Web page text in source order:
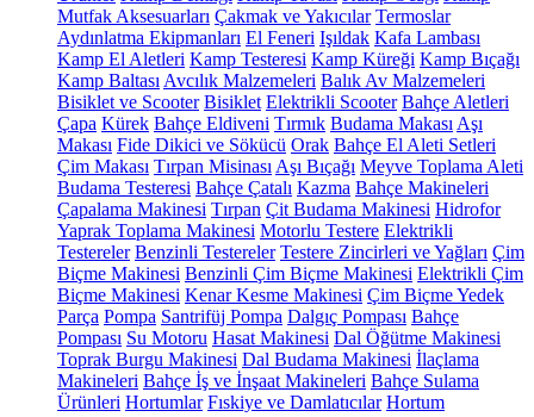
Mutfak Aksesuarları Çakmak ve Yakıcılar Termoslar
Aydınlatma Ekipmanları El Feneri Işıldak Kafa Lambası
Kamp El Aletleri Kamp Testeresi Kamp Küreği Kamp Bıçağı
Kamp Baltası Avcılık Malzemeleri Balık Av Malzemeleri
Bisiklet ve Scooter Bisiklet Elektrikli Scooter Bahçe Aletleri
Çapa Kürek Bahçe Eldiveni Tırmık Budama Makası Aşı
Makası Fide Dikici ve Sökücü Orak Bahçe El Aleti Setleri
Çim Makası Tırpan Misinası Aşı Bıçağı Meyve Toplama Aleti
Budama Testeresi Bahçe Çatalı Kazma Bahçe Makineleri
Çapalama Makinesi Tırpan Çit Budama Makinesi Hidrofor
Yaprak Toplama Makinesi Motorlu Testere Elektrikli
Testereler Benzinli Testereler Testere Zincirleri ve Yağları Çim
Biçme Makinesi Benzinli Çim Biçme Makinesi Elektrikli Çim
Biçme Makinesi Kenar Kesme Makinesi Çim Biçme Yedek
Parça Pompa Santrifüj Pompa Dalgıç Pompası Bahçe
Pompası Su Motoru Hasat Makinesi Dal Öğütme Makinesi
Toprak Burgu Makinesi Dal Budama Makinesi İlaçlama
Makineleri Bahçe İş ve İnşaat Makineleri Bahçe Sulama
Ürünleri Hortumlar Fıskiye ve Damlatıcılar Hortum